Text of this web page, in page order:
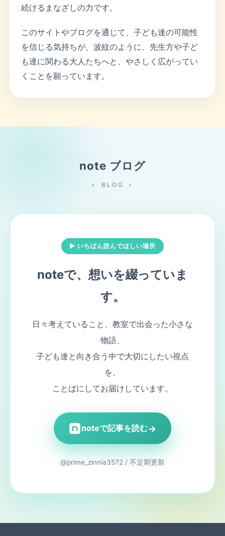
続けるまなざしの力です。
このサイトやブログを通じて、子ども達の可能性
を信じる気持ちが、波紋のように、先生方や子ど
も達に関わる大人たちへと、やさしく広がってい
くことを願っています。
note ブログ
BLOG
▶ いちばん読んでほしい場所
noteで、想いを綴っていま
す。
日々考えていること、教室で出会った小さな
物語、
子ども達と向き合う中で大切にしたい視点
を、
ことばにしてお届けしています。
noteで記事を読む→
@prime_zinnia3572 / 不定期更新